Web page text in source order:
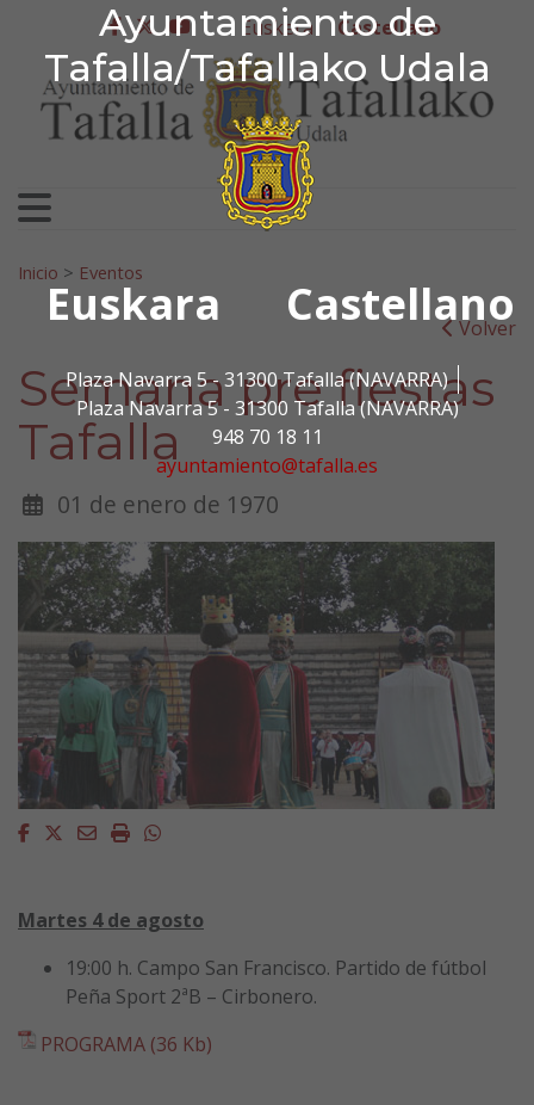
Ayuntamiento de
Tafalla/Tafallako Udala
Euskara Castellano
Plaza Navarra 5 - 31300 Tafalla (NAVARRA)
Plaza Navarra 5 - 31300 Tafalla (NAVARRA)
948 70 18 11
ayuntamiento@tafalla.es
Ir al contenido
Ayuntamiento de
facebook
twitter
youtube
Euskera Castellano
Search for:
Inicio > Eventos
Volver
Semana pre fiestas
Tafalla
01 de enero de 1970
Facebook
Twitter
EmailImprimirWhatsapp
Martes 4 de agosto
19:00 h. Campo San Francisco. Partido de fútbol
Peña Sport 2ªB – Cirbonero.
PROGRAMA (36 Kb)